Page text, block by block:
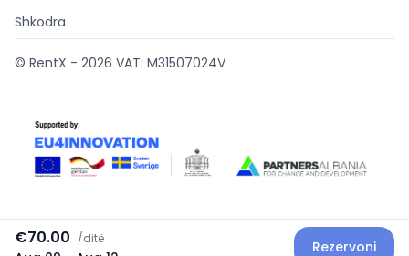
€70.00 /ditë Rezervoni
Shkodra
© RentX - 2026 VAT: M31507024V